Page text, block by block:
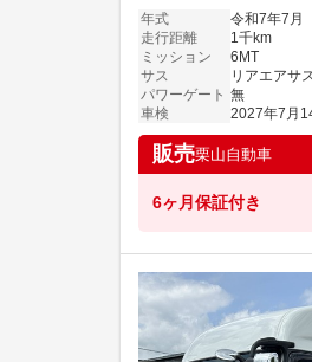
和9年7月14日まで車
年式
令和7年7月
走行距離
1千km
ミッション
6MT
サス
リアエアサス
パワーゲート 無
車検
2027年7月
販売栗山自動車
6ヶ月保証付き